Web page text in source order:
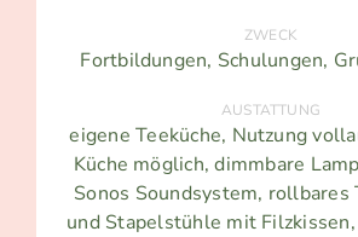
ZWECK
Fortbildungen, Schulungen,
AUSTATTUNG
eigene Teeküche, Nutzung
Küche möglich, dimmbare
Sonos Soundsystem, rollbares
und Stapelstühle mit